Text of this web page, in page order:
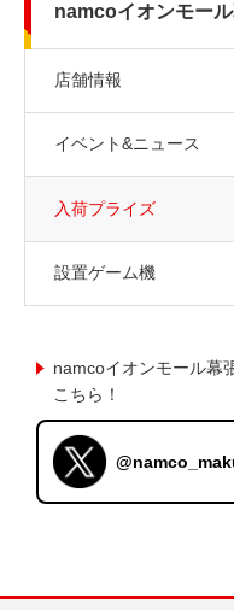
namcoイオンモー
店舗情報
イベント&ニュース
入荷プライズ
設置ゲーム機
namcoイオンモール幕
こちら！